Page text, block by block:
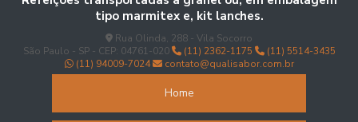
Refeições empresariais
Refeições industriais
tipo marmitex e, kit lanches.
Rua Olinda, 288 - Vila Socorro
São Paulo - SP - CEP: 04761-020
(11) 2362-1175
(11) 5514-3435
(11) 94009-7024
contato@qualisabor.com.br
Home